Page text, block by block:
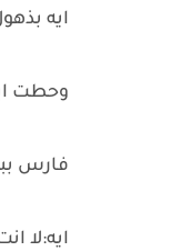
ايه
وحطت
فارس
ايه:لا